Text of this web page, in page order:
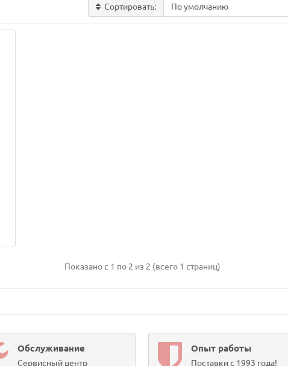
Сортировать:
Показано с 1 по 2 из 2 (всего 1 страниц)
Обслуживание
Сервисный центр
Опыт работы
Поставки с 1993 года!